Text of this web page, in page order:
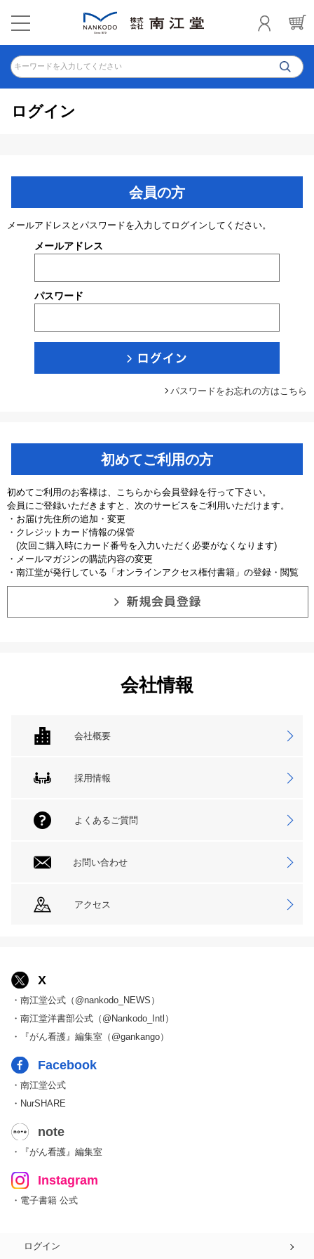
キーワードを入力してください
ログイン
会員の方
メールアドレスとパスワードを入力してログインしてください。
メールアドレス
パスワード
パスワードをお忘れの方はこちら
初めてご利用の方
初めてご利用のお客様は、こちらから会員登録を行って下さい。
会員にご登録いただきますと、次のサービスをご利用いただけます。
・お届け先住所の追加・変更
・クレジットカード情報の保管
(次回ご購入時にカード番号を入力いただく必要がなくなります)
・メールマガジンの購読内容の変更
・南江堂が発行している「オンラインアクセス権付書籍」の登録・閲覧
会社情報
会社概要
採用情報
よくあるご質問
お問い合わせ
アクセス
X
・南江堂公式（@nankodo_NEWS）
・南江堂洋書部公式（@Nankodo_Intl）
・『がん看護』編集室（@gankango）
Facebook
・南江堂公式
・NurSHARE
note
・『がん看護』編集室
Instagram
・電子書籍 公式
ログイン